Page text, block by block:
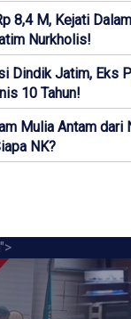
8,4 M, Kejati
Nurkholis!
Dindik Jatim, Eks
10 Tahun!
Mulia Antam dari
NK?